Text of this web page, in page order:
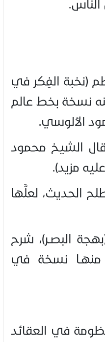
(نخبة الفِكر في
نسخة بخط عالم
الألوسي.
قال الشيخ محمود
مزيد).
الحديث، لعلَّها
البصـر)، شرح
منهـا نسخة في
في العقائد